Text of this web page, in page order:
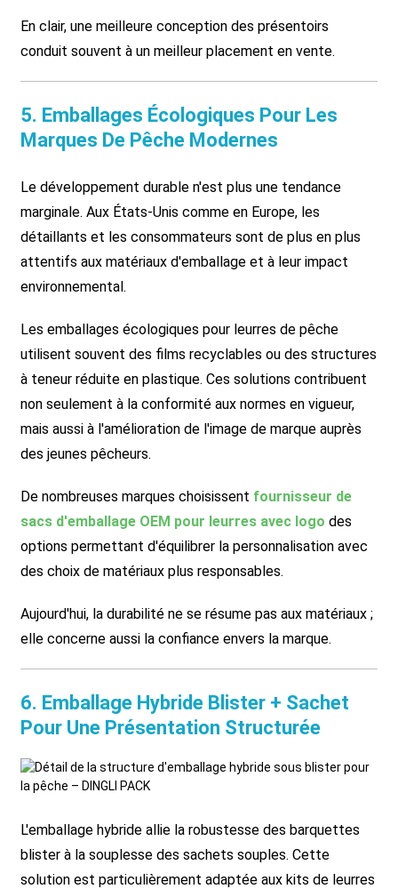
En clair, une meilleure conception des présentoirs
conduit souvent à un meilleur placement en vente.
5. Emballages Écologiques Pour Les
Marques De Pêche Modernes
Le développement durable n'est plus une tendance
marginale. Aux États-Unis comme en Europe, les
détaillants et les consommateurs sont de plus en plus
attentifs aux matériaux d'emballage et à leur impact
environnemental.
Les emballages écologiques pour leurres de pêche
utilisent souvent des films recyclables ou des structures
à teneur réduite en plastique. Ces solutions contribuent
non seulement à la conformité aux normes en vigueur,
mais aussi à l'amélioration de l'image de marque auprès
des jeunes pêcheurs.
De nombreuses marques choisissent fournisseur de
sacs d'emballage OEM pour leurres avec logo des
options permettant d'équilibrer la personnalisation avec
des choix de matériaux plus responsables.
Aujourd'hui, la durabilité ne se résume pas aux matériaux ;
elle concerne aussi la confiance envers la marque.
6. Emballage Hybride Blister + Sachet
Pour Une Présentation Structurée
L'emballage hybride allie la robustesse des barquettes
blister à la souplesse des sachets souples. Cette
solution est particulièrement adaptée aux kits de leurres